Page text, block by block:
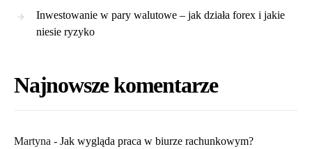
Inwestowanie w pary walutowe – jak działa forex i jakie
niesie ryzyko
Najnowsze komentarze
Martyna - ​Jak wygląda praca w biurze rachunkowym?